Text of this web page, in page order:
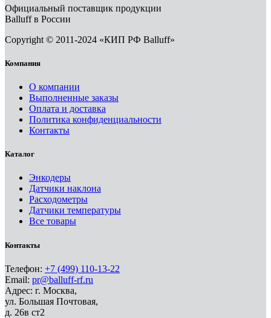
Официальный поставщик продукции
Balluff в России
Copyright © 2011-2024 «КИП РФ Balluff»
Компания
О компании
Выполненные заказы
Оплата и доставка
Политика конфиденциальности
Контакты
Каталог
Энкодеры
Датчики наклона
Расходометры
Датчики температуры
Все товары
Контакты
Телефон: +7 (499) 110-13-22
Email: pr@balluff-rf.ru
Адрес: г. Москва,
ул. Большая Почтовая,
д. 26в ст2